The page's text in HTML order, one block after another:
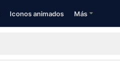
Iconos animados Más